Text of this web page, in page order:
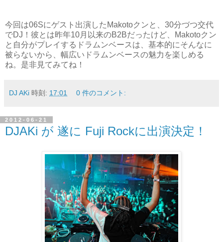
今回は06Sにゲスト出演した Makotoクンと、 30分づつ交代
でDJ！彼とは昨年10月以来のB2Bだったけど、Makotoクン
と自分がプレイするドラムンベースは、基本的にそんなに
被らないから、幅広いドラムンベースの魅力を楽しめる
ね。是非見てみてね！
DJ AKi 時刻: 17:01 0 件のコメント:
2012-06-21
DJAKi が 遂に Fuji Rockに出演決定！